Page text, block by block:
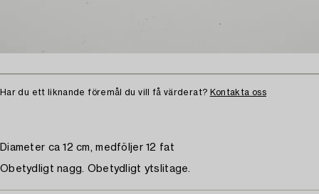
Har du ett liknande föremål du vill få värderat? Kontakta oss
Diameter ca 12 cm, medföljer 12 fat
Obetydligt nagg. Obetydligt ytslitage.